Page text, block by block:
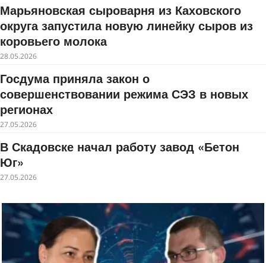
Марьяновская сыроварня из Каховского
округа запустила новую линейку сыров из
коровьего молока
28.05.2026
Госдума приняла закон о
совершенствовании режима СЭЗ в новых
регионах
27.05.2026
В Скадовске начал работу завод «Бетон
Юг»
27.05.2026